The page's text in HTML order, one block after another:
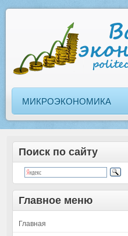
МИКРОЭКОНОМИКА
Поиск по сайту
Главное меню
Главная